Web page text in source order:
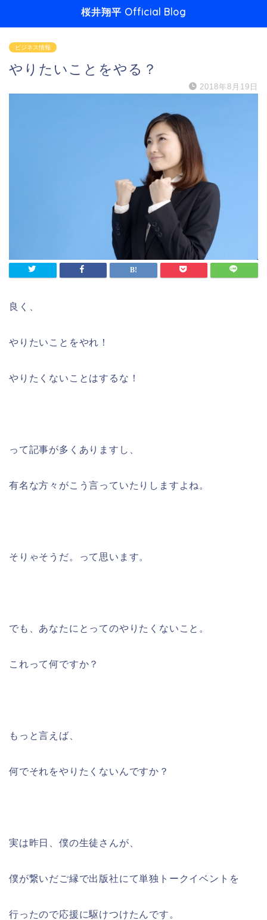
桜井翔平 Official Blog
ビジネス情報
やりたいことをやる？
2018年8月19日
良く、
やりたいことをやれ！
やりたくないことはするな！
って記事が多くありますし、
有名な方々がこう言っていたりしますよね。
そりゃそうだ。って思います。
でも、あなたにとってのやりたくないこと。
これって何ですか？
もっと言えば、
何でそれをやりたくないんですか？
実は昨日、僕の生徒さんが、
僕が繋いだご縁で出版社にて単独トークイベントを
行ったので応援に駆けつけたんです。